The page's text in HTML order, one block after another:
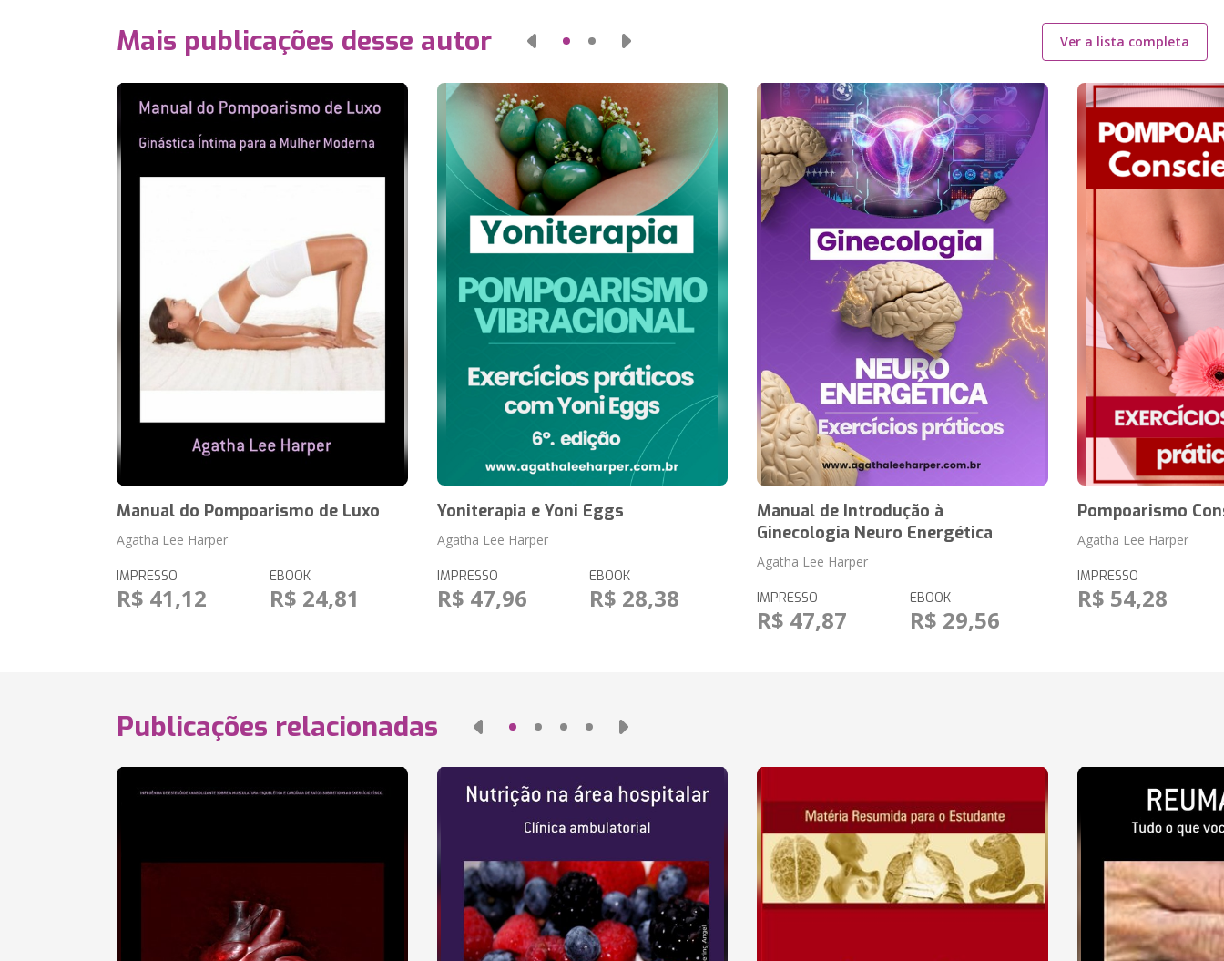
Mais publicações desse autor Ver a lista completa
Manual do Pompoarismo de Luxo
Agatha Lee Harper
IMPRESSO
R$ 41,12
EBOOK
R$ 24,81
Yoniterapia e Yoni Eggs
Agatha Lee Harper
IMPRESSO
R$ 47,96
EBOOK
R$ 28,38
Manual de Introdução à
Ginecologia Neuro Energética
Agatha Lee Harper
IMPRESSO
R$ 47,87
EBOOK
R$ 29,56
Pompoarismo
Agatha Lee Harper
IMPRESSO
R$ 54,28
Publicações relacionadas